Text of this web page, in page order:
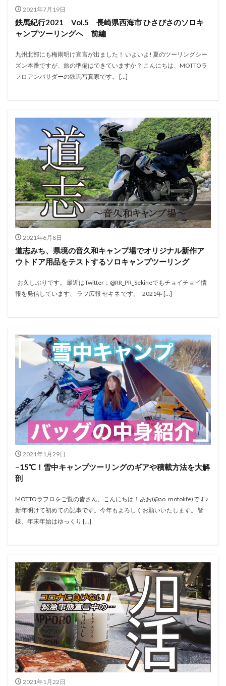
2021年7月19日
鉄馬紀行2021 Vol.5 長崎県西海市 ひさびさのソロキ
ャンプツーリングへ 前編
九州北部にも梅雨明け宣言が出ました！ いよいよ! 夏のツーリングシー
ズン本番ですが、旅の準備はできていますか？ こんにちは、MOTTOラ
フロアンバサダーの鉄馬写真家です。 […]
2021年6月8日
道志みち、県境の音久和キャンプ場でオリジナル新作ア
ウトドア用品をテストするソロキャンプツーリング
お久しぶりです。 最近はTwitter：@RR_PR_Sekineでもチョイチョイ情
報を発信しています、 ラフ広報 セキネ です。 2021年 […]
2021年1月29日
−15℃！雪中キャンプツーリングのギアや積載方法を大解
剖
MOTTOラフロをご覧の皆さん、こんにちは！あお(@ao_motolife)です♪
新年明けて初めての記事です。今年もよろしくお願いいたします。 皆
様、年末年始はゆっくり […]
2021年1月22日